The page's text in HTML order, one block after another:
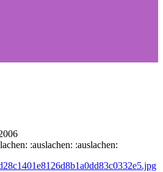
:auslachen: :auslachen: